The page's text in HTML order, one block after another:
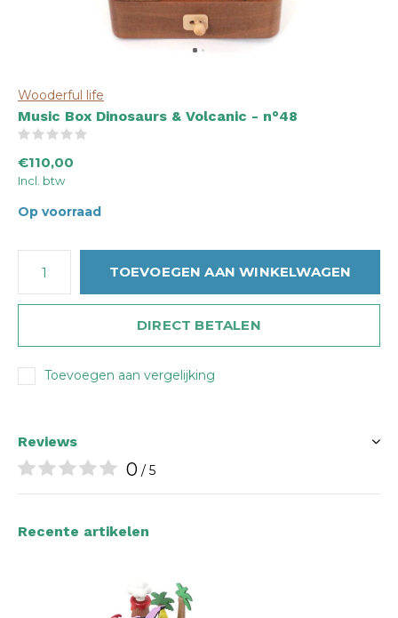
Wooderful life
Music Box Dinosaurs & Volcanic - n°48
€110,00
Incl. btw
Op voorraad
TOEVOEGEN AAN WINKELWAGEN
DIRECT BETALEN
Toevoegen aan vergelijking
Reviews
0 / 5
Recente artikelen